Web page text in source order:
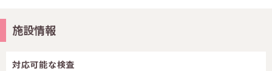
施設情報
対応可能な検査